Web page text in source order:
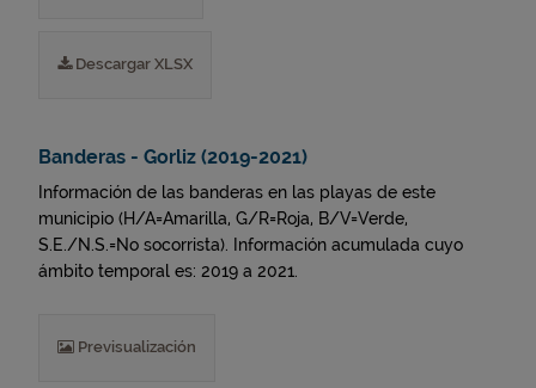
Descargar XLSX
Banderas - Gorliz (2019-2021)
Información de las banderas en las playas de este
municipio (H/A=Amarilla, G/R=Roja, B/V=Verde,
S.E./N.S.=No socorrista). Información acumulada cuyo
ámbito temporal es: 2019 a 2021.
Previsualización